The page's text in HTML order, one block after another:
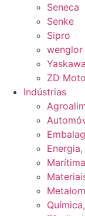
Seneca
Senke
Sipro
wenglor
Yaskawa
ZD
Indústrias
Marítima